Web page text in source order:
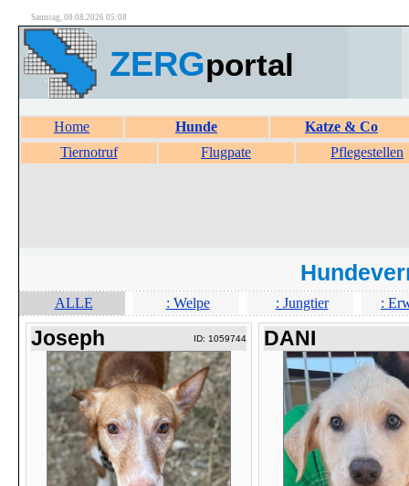
Samstag, 08.08.2026 05:08
ZERGportal
Home Hunde
Katze & Co
Tiernotruf
Flugpate Pflegestellen
ALLE : Welpe : Jungtier :
Joseph ID: 1059744 DANI